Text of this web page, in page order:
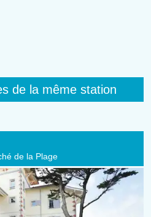
de la même station
de la Plage